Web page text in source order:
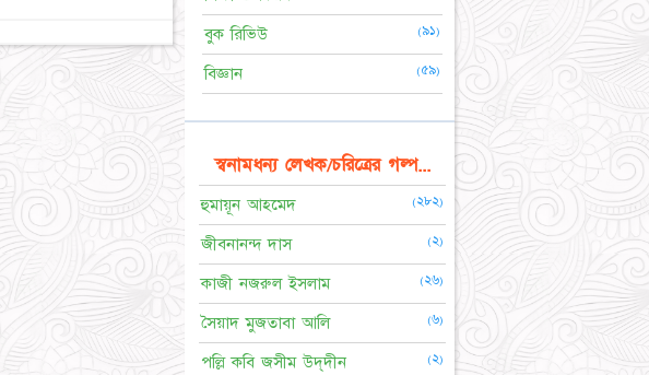
বুক রিভিউ (৯১)
বিজ্ঞান (৫৯)
স্বনামধন্য লেখক/চরিত্রের গল্প...
হুমায়ূন আহমেদ (২৮২)
জীবনানন্দ দাস (২)
কাজী নজরুল ইসলাম (২৬)
সৈয়াদ মুজতাবা আলি (৬)
পল্লি কবি জসীম উদ্‌দীন (২)